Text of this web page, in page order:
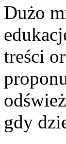
Dużo
treści
gdy